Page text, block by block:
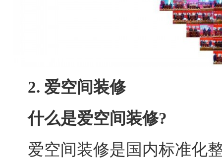
2. 爱空间装修
什么是爱空间装修?
爱空间装修是国内标准化